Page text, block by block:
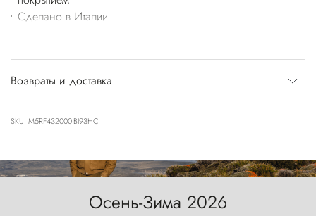
Сделано в Италии
Возвраты и доставка
SKU: M5RF432000-BI93HC
Осень-Зима 2026